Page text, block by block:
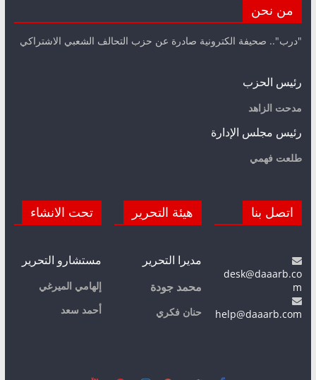
من نحن
"درب".. صحيفة الكترونية صادرة عن حزب التحالف الشعبي الاشتراكي
رئيس الحزب
مدحت الزاهد
رئيس مجلس الإدارة
طلعت فهمي
اتصل بنا
desk@daaarb.co
m
help@daaarb.com
هيئة التحرير
مديرا التحرير
محمد جودة
حنان فكري
تحت الانشاء
مستشارو التحرير
إلهامي الميرغي
أحمد سعد